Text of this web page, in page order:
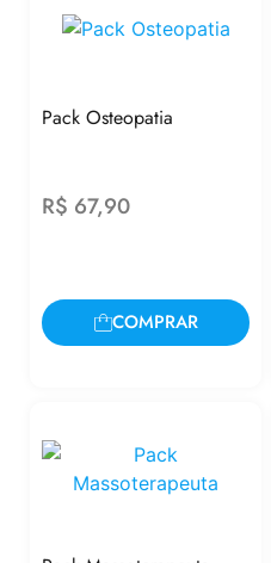
Pack Osteopatia
R$ 67,90
COMPRAR